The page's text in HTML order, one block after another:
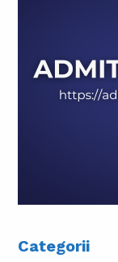
Categorii